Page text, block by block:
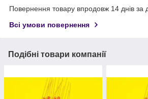
Повернення товару впродовж 14 днів за
Всі умови повернення
Подібні товари компанії